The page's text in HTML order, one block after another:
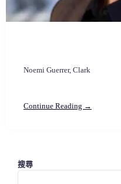
Noemi Guerrer, Clark
Continue Reading →
搜尋